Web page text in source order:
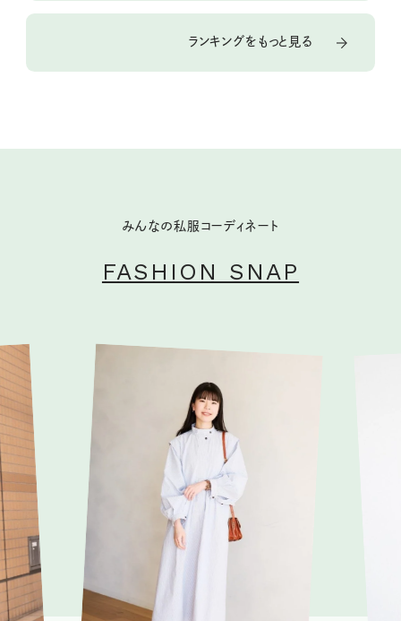
ランキングをもっと見る
みんなの私服コーディネート
FASHION SNAP